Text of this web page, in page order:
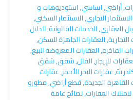
,أراضي,اساسي,استوديوهات و
الاستثمار التجاري,الاستثمار السكني,
العقاري,الخدمات القانونية,الدليل
التجارية,العقارات الجاهزة للسكن,
الفاخرة,العقارات المعروضة للبيع,
للإيجار,الفلل,شقق,شقق
,عقارات البحر الأحمر,عقارات
القاهرة الجديدة,قطع أراضي,مطورو
العقارات,نصائح عامة